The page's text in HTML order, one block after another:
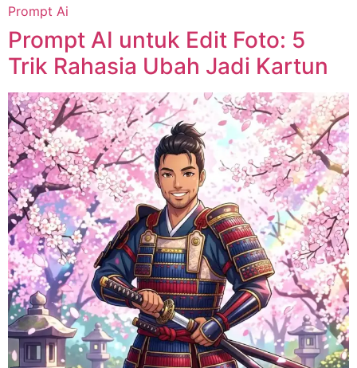
Prompt Ai
Prompt AI untuk Edit Foto: 5
Trik Rahasia Ubah Jadi Kartun